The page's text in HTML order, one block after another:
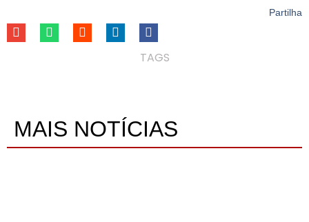
Partilha
TAGS
MAIS NOTÍCIAS